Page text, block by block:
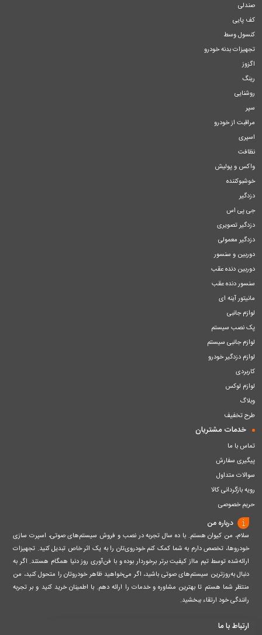
صندلی
کف پایی
کنسول وسط
تجهیزات بدنه خودرو
اگزوز
رینگ
روشنایی
سپر
مراقبت از خودرو
اسپری
نظافت
واکس و پولیش
خوشبوکننده
دزدگیر
جی پی اس
دزدگیر تصویری
دزدگیر معمولی
دوربین و سنسور
دوربین دنده عقب
سنسور دنده عقب
مانیتور آینه ای
لوازم جانبی
پک نصب سیستم
لوازم جانبی سیستم
لوازم دزدگیر خودرو
کاربردی
لوازم لوکس
وبلاگ
طرح تخفیف
خدمات مشتریان
تماس با ما
پیگیری سفارش
سوالات متداول
رویه بازگردانی کالا
حریم خصوصی
درباره من
سلام، من کیوان هستم. با ده سال تجربه در نصب و فروش سیستم‌های صوتی، اسپرت سازی
خودروها، تخصص دارم به شما کمک کنم خودروی‌تان را به یک اثر خاص تبدیل کنید. تجهیزات
ارائه‌شده توسط تیم مااز کیفیت برتر برخوردار بوده و با فن‌آوری روز دنیا همگام هستند. اگر به
دنبال به‌روزترین سیستم‌های صوتی باشید، اگر می‌خواهید ظاهر خودروتان را متحول کنید، من
منتظر شما هستم تا بهترین مشاوره و خدمات را ارائه دهم. با اطمینان خرید کنید و بر تجربه
رانندگی خود ارتقاء ببخشید.
ارتباط با ما